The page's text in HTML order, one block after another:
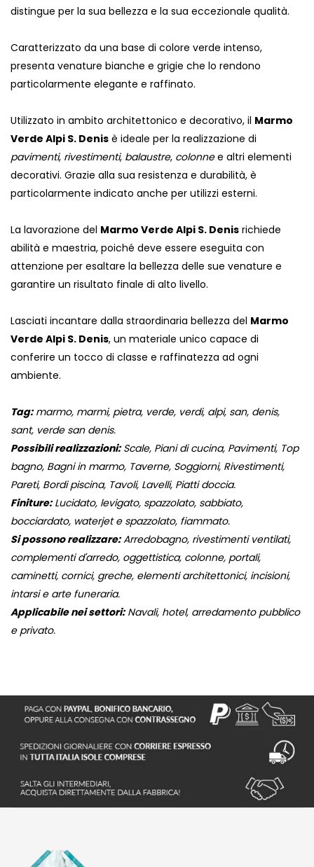
distingue per la sua bellezza e la sua eccezionale qualità.
Caratterizzato da una base di colore verde intenso,
presenta venature bianche e grigie che lo rendono
particolarmente elegante e raffinato.
Utilizzato in ambito architettonico e decorativo, il Marmo
Verde Alpi S. Denis è ideale per la realizzazione di
pavimenti, rivestimenti, balaustre, colonnee altri elementi
decorativi. Grazie alla sua resistenza e durabilità, è
particolarmente indicato anche per utilizzi esterni.
La lavorazione del Marmo Verde Alpi S. Denis richiede
abilità e maestria, poiché deve essere eseguita con
attenzione per esaltare la bellezza delle sue venature e
garantire un risultato finale di alto livello.
Lasciati incantare dalla straordinaria bellezza del Marmo
Verde Alpi S. Denis, un materiale unico capace di
conferire un tocco di classe e raffinatezza ad ogni
ambiente.
Tag:marmo, marmi, pietra, verde, verdi, alpi, san, denis,
sant, verde san denis.
Possibili realizzazioni:Scale, Piani di cucina, Pavimenti, Top
bagno, Bagni in marmo, Taverne, Soggiorni, Rivestimenti,
Pareti, Bordi piscina, Tavoli, Lavelli, Piatti doccia.
Finiture:Lucidato, levigato, spazzolato, sabbiato,
bocciardato, waterjet e spazzolato, fiammato.
Si possono realizzare:Arredobagno, rivestimenti ventilati,
complementi d'arredo, oggettistica, colonne, portali,
caminetti, cornici, greche, elementi architettonici, incisioni,
intarsi e arte funeraria.
Applicabile nei settori:Navali, hotel, arredamento pubblico
e privato.